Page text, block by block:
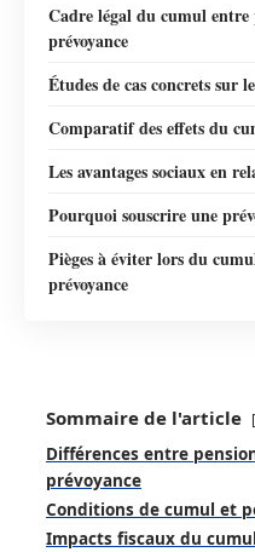
Cadre légal du cumul
prévoyance
Études de cas concrets sur
Comparatif des effets du
Les avantages sociaux en
Pourquoi souscrire une
Pièges à éviter lors du
prévoyance
Sommaire de l'article
Différences entre
prévoyance
Conditions de cumul et
Impacts fiscaux du